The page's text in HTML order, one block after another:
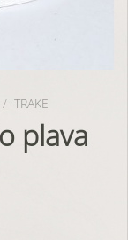
/ TRAKE
plava